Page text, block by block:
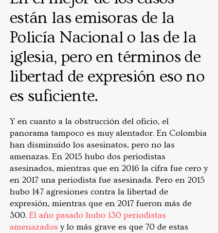
están las emisoras de la
Policía Nacional o las de la
iglesia, pero en términos de
libertad de expresión eso no
es suficiente.
Y en cuanto a la obstrucción del oficio, el
panorama tampoco es muy alentador. En Colombia
han disminuido los asesinatos, pero no las
amenazas. En 2015 hubo dos periodistas
asesinados, mientras que en 2016 la cifra fue cero y
en 2017 una periodista fue asesinada. Pero en 2015
hubo 147 agresiones contra la libertad de
expresión, mientras que en 2017 fueron más de
300. El año pasado hubo 130 periodistas
amenazados y lo más grave es que 70 de estas